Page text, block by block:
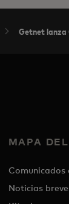
Getnet lanza
MAPA
Comunicados
Noticias